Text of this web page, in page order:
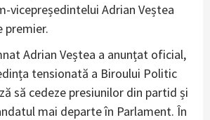
vicepreședintelui Adrian Veștea
premier.
Adrian Veștea a anunțat oficial,
tensionată a Biroului Politic
să cedeze presiunilor din partid și
mai departe în Parlament. În